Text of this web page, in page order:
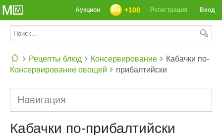
Вход
Регистрация
+100
Аукцион
Рецепты блюд
Консервирование
Консервирование овощей
Кабачки по-
прибалтийски
Навигация
Кабачки по-прибалтийски